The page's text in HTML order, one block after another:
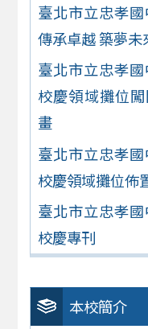
臺北市立忠孝
傳承卓越 築夢未
臺北市立忠孝
校慶領域攤位
畫
臺北市立忠孝
校慶領域攤位佈
臺北市立忠孝
校慶專刊
本校簡介